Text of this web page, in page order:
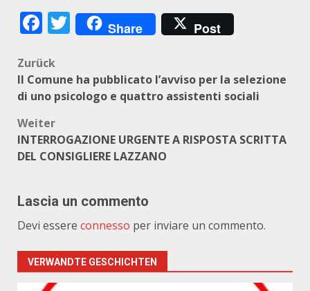
Facebook
Twitter
Share Post
Beitragsnavigation
Zurück
Il Comune ha pubblicato l’avviso per la selezione
di uno psicologo e quattro assistenti sociali
Weiter
INTERROGAZIONE URGENTE A RISPOSTA SCRITTA
DEL CONSIGLIERE LAZZANO
Lascia un commento
Devi essere connesso per inviare un commento.
VERWANDTE GESCHICHTEN